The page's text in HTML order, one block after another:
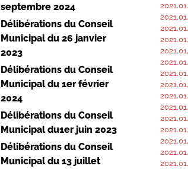
septembre 2024
Délibérations du Conseil
Municipal du 26 janvier
2023
Délibérations du Conseil
Municipal du 1er février
2024
Délibérations du Conseil
Municipal du1er juin 2023
Délibérations du Conseil
Municipal du 13 juillet